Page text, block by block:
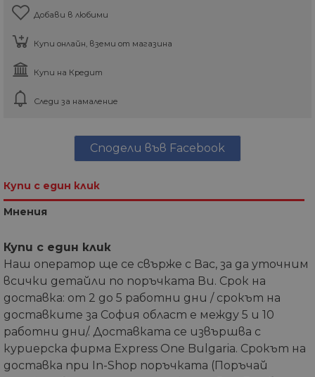
Добави в любими
Купи онлайн, вземи от магазина
Купи на Кредит
Следи за намаление
Сподели във Facebook
Купи с един клик
Мнения
Купи с един клик
Наш оператор ще се свърже с Вас, за да уточним
всички детайли по поръчката Ви. Срок на
доставка: от 2 до 5 работни дни / срокът на
доставките за София област е между 5 и 10
работни дни/. Доставката се извършва с
куриерска фирма Express One Bulgaria. Срокът на
доставка при In-Shop поръчката (Поръчай